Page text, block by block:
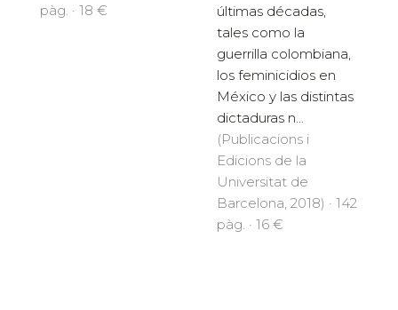
pàg. · 18 €
últimas décadas,
tales como la
guerrilla colombiana,
los feminicidios en
México y las distintas
dictaduras n...
(Publicacions i
Edicions de la
Universitat de
Barcelona, 2018) · 142
pàg. · 16 €